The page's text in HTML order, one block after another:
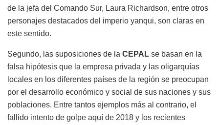
de la jefa del Comando Sur, Laura Richardson, entre otros
personajes destacados del imperio yanqui, son claras en
este sentido.
Segundo, las suposiciones de la CEPAL se basan en la
falsa hipótesis que la empresa privada y las oligarquías
locales en los diferentes países de la región se preocupan
por el desarrollo económico y social de sus naciones y sus
poblaciones. Entre tantos ejemplos más al contrario, el
fallido intento de golpe aquí de 2018 y los recientes